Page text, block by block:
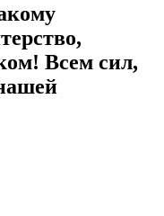
Всем сил,